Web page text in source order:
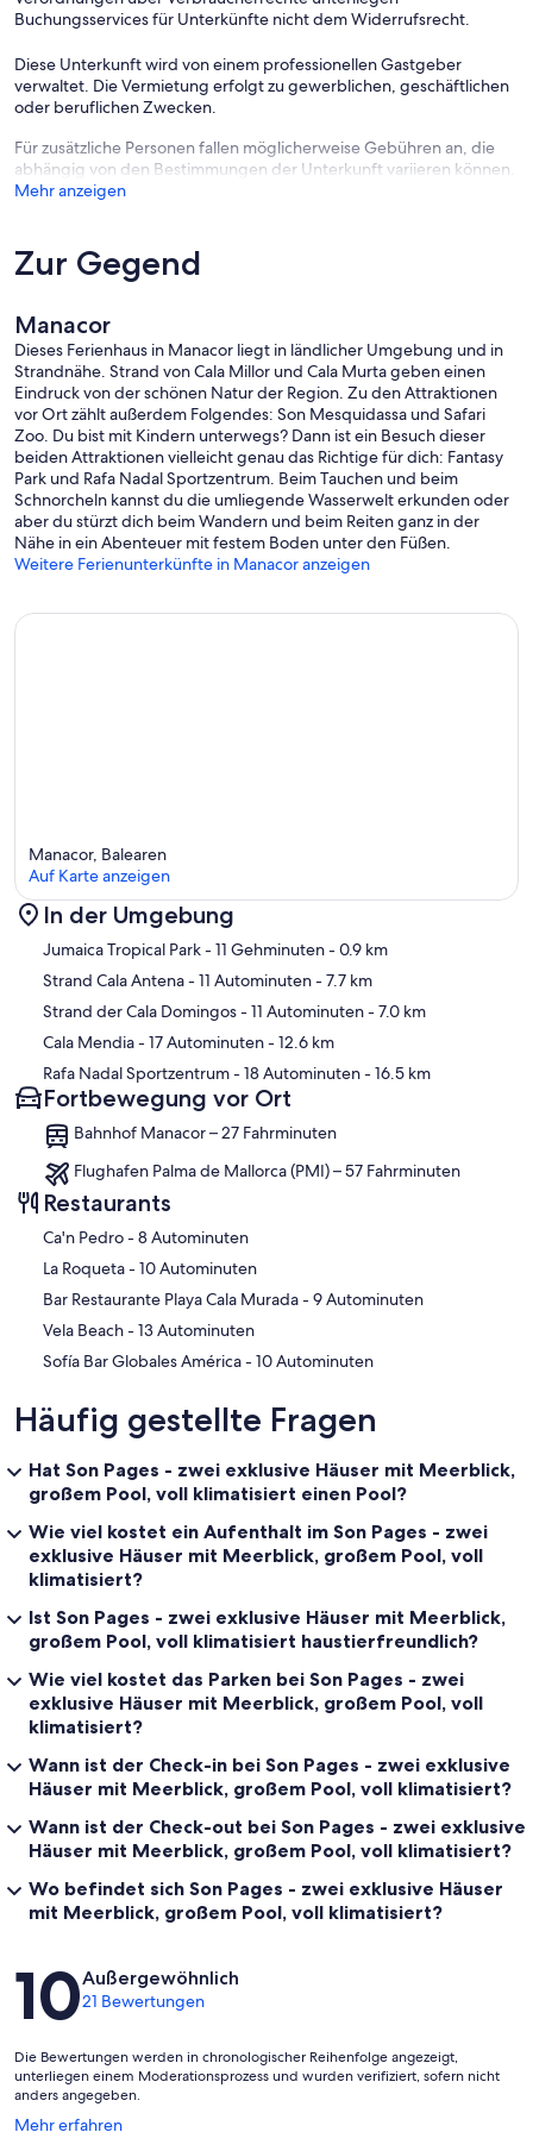
sich im Osten der Insel von Santanyi bis nach Arta erstreckt. Das
Anwesen gehört zum kleinen Ort S’Espinagar, einem alten Landgut,
das in großzügig dimensionierte Parzellen aufgeteilt wurde. In
unmittelbarer Umgebung gibt es ein typisch mallorquinisches
Restaurant, so dass man auch mal außer Haus essen kann, ohne ins
Auto steigen zu müssen. S’Espinagar liegt auf halber Strecke an der
Landstraße zwischen den schönen Naturhäfen von Porto Cristo und
Portocolom. Die Region ist bekannt für ihre idyllischen Calas,
schmale Sandstrände, von Felsen umrahmt mit kristallklarem
Wasser. Manche Strände sind gut erschlossen und bieten eine
abgelegen und nur zu Fuß zu erreichen. Perfekt geeignet für
Familien mit kleinen Kindern, die gerne im seichten Wasser
planschen, genauso aber auch für Aktivurlauber, die schnorcheln
Marçal in Portocolom, für Schnorchler die Cala Sa Nau in S’Horta und
für Wanderer die unberührte Cala Varques, alle nur etwa 10
Autominuten entfernt.
Buchungsservices für Unterkünfte nicht dem Widerrufsrecht.
Diese Unterkunft wird von einem professionellen Gastgeber
verwaltet. Die Vermietung erfolgt zu gewerblichen, geschäftlichen
oder beruflichen Zwecken.
Für zusätzliche Personen fallen möglicherweise Gebühren an, die
abhängig von den Bestimmungen der Unterkunft variieren können.
Mehr anzeigen
Zur Gegend
Manacor
Dieses Ferienhaus in Manacor liegt in ländlicher Umgebung und in
Strandnähe. Strand von Cala Millor und Cala Murta geben einen
Eindruck von der schönen Natur der Region. Zu den Attraktionen
vor Ort zählt außerdem Folgendes: Son Mesquidassa und Safari
Zoo. Du bist mit Kindern unterwegs? Dann ist ein Besuch dieser
beiden Attraktionen vielleicht genau das Richtige für dich: Fantasy
Park und Rafa Nadal Sportzentrum. Beim Tauchen und beim
Schnorcheln kannst du die umliegende Wasserwelt erkunden oder
aber du stürzt dich beim Wandern und beim Reiten ganz in der
Nähe in ein Abenteuer mit festem Boden unter den Füßen.
Weitere Ferienunterkünfte in Manacor anzeigen
Karte
Manacor, Balearen
Auf Karte anzeigen
In der Umgebung
Jumaica Tropical Park- 11 Gehminuten- 0.9 km
Strand Cala Antena- 11 Autominuten- 7.7 km
Strand der Cala Domingos- 11 Autominuten- 7.0 km
Cala Mendia- 17 Autominuten- 12.6 km
Rafa Nadal Sportzentrum- 18 Autominuten- 16.5 km
Fortbewegung vor Ort
Bahnhof Manacor – 27 Fahrminuten
Flughafen Palma de Mallorca (PMI) – 57 Fahrminuten
Restaurants
‪Ca'n Pedro - ‬8 Autominuten
‪La Roqueta - ‬10 Autominuten
‪Bar Restaurante Playa Cala Murada - ‬9 Autominuten
‪Vela Beach - ‬13 Autominuten
‪Sofía Bar Globales América - ‬10 Autominuten
Häufig gestellte Fragen
Hat Son Pages - zwei exklusive Häuser mit Meerblick,
großem Pool, voll klimatisiert einen Pool?
Wie viel kostet ein Aufenthalt im Son Pages - zwei
exklusive Häuser mit Meerblick, großem Pool, voll
klimatisiert?
Ist Son Pages - zwei exklusive Häuser mit Meerblick,
großem Pool, voll klimatisiert haustierfreundlich?
Wie viel kostet das Parken bei Son Pages - zwei
exklusive Häuser mit Meerblick, großem Pool, voll
klimatisiert?
Wann ist der Check-in bei Son Pages - zwei exklusive
Häuser mit Meerblick, großem Pool, voll klimatisiert?
Wann ist der Check-out bei Son Pages - zwei exklusive
Häuser mit Meerblick, großem Pool, voll klimatisiert?
Wo befindet sich Son Pages - zwei exklusive Häuser
mit Meerblick, großem Pool, voll klimatisiert?
Bewertungen
10Außergewöhnlich
21 Bewertungen
Die Bewertungen werden in chronologischer Reihenfolge angezeigt,
unterliegen einem Moderationsprozess und wurden verifiziert, sofern nicht
anders angegeben.
Mehr erfahren
Wird